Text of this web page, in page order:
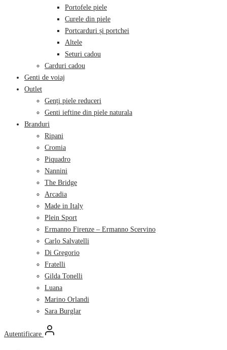
Portofele piele
Curele din piele
Portcarduri și portchei
Altele
Seturi cadou
Carduri cadou
Genti de voiaj
Outlet
Genți piele reduceri
Genti ieftine din piele naturala
Branduri
Ripani
Cromia
Piquadro
Nannini
The Bridge
Arcadia
Made in Italy
Plein Sport
Ermanno Firenze – Ermanno Scervino
Carlo Salvatelli
Di Gregorio
Fratelli
Gilda Tonelli
Luana
Marino Orlandi
Sara Burglar
Autentificare